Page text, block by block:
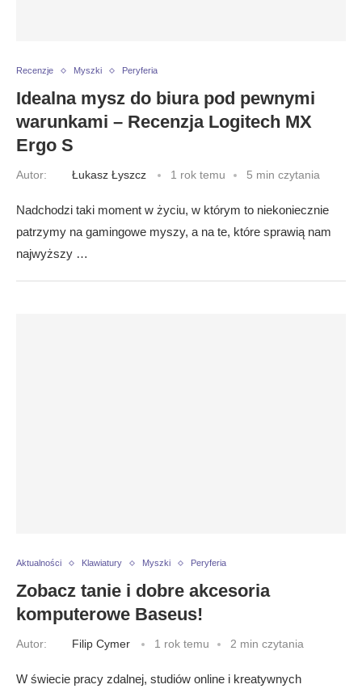
Recenzje Myszki Peryferia
Idealna mysz do biura pod pewnymi
warunkami – Recenzja Logitech MX
Ergo S
Autor: Łukasz Łyszcz 1 rok temu 5 min czytania
Nadchodzi taki moment w życiu, w którym to niekoniecznie
patrzymy na gamingowe myszy, a na te, które sprawią nam
najwyższy …
Aktualności Klawiatury Myszki Peryferia
Zobacz tanie i dobre akcesoria
komputerowe Baseus!
Autor: Filip Cymer 1 rok temu 2 min czytania
W świecie pracy zdalnej, studiów online i kreatywnych